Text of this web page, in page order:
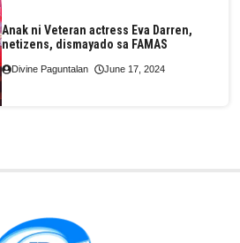
Anak ni Veteran actress Eva Darren,
netizens, dismayado sa FAMAS
Divine Paguntalan June 17, 2024